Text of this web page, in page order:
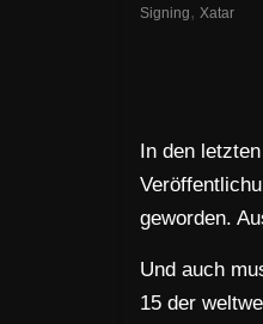
Signing, Xatar
In den
geworden.
Und auch
15 der